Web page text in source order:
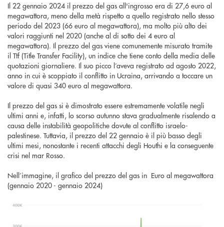
Il 22 gennaio 2024 il prezzo del gas all'ingrosso era di 27,6 euro al
megawattora, meno della metà rispetto a quello registrato nello stesso
periodo del 2023 (66 euro al megawattora), ma molto più alto dei
valori raggiunti nel 2020 (anche al di sotto dei 4 euro al
megawattora). Il prezzo del gas viene comunemente misurato tramite
il Ttf (Title Transfer Facility), un indice che tiene conto della media delle
quotazioni giornaliere. Il suo picco l’aveva registrato ad agosto 2022,
anno in cui è scoppiato il conflitto in Ucraina, arrivando a toccare un
valore di quasi 340 euro al megawattora.
Il prezzo del gas si è dimostrato essere estremamente volatile negli
ultimi anni e, infatti, lo scorso autunno stava gradualmente risalendo a
causa delle instabilità geopolitiche dovute al conflitto israelo-
palestinese. Tuttavia, il prezzo del 22 gennaio è il più basso degli
ultimi mesi, nonostante i recenti attacchi degli Houthi e la conseguente
crisi nel mar Rosso.
Nell’immagine, il grafico del prezzo del gas in Euro al megawattora
(gennaio 2020 - gennaio 2024)